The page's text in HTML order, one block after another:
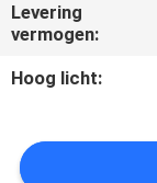
ONS
NIEUWS
Levering
vermogen:
Hoog licht: